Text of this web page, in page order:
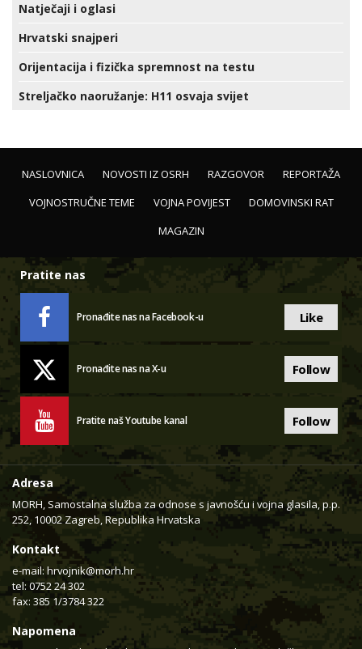
Natječaji i oglasi
Hrvatski snajperi
Orijentacija i fizička spremnost na testu
Streljačko naoružanje: H11 osvaja svijet
NASLOVNICA NOVOSTI IZ OSRH RAZGOVOR
REPORTAŽA
VOJNOSTRUČNE TEME
VOJNA POVIJEST
DOMOVINSKI RAT
MAGAZIN
Pratite nas
Pronađite nas na Facebook-u Like
Pronađite nas na X-u Follow
Pratite naš Youtube kanal Follow
Adresa
MORH, Samostalna služba za odnose s javnošću i vojna glasila, p.p.
252, 10002 Zagreb, Republika Hrvatska
Kontakt
e-mail: hrvojnik@morh.hr
tel: 0752 24 302
fax: 385 1/3784 322
Napomena